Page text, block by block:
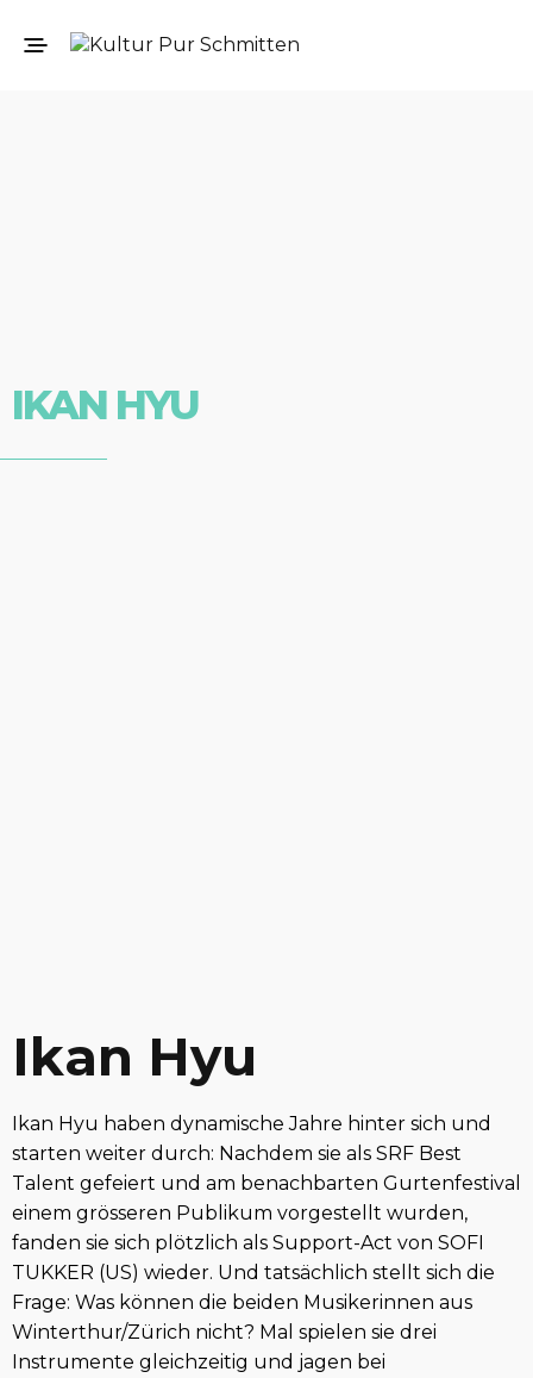
IKAN HYU
Ikan Hyu
Ikan Hyu haben dynamische Jahre hinter sich und
starten weiter durch: Nachdem sie als SRF Best
Talent gefeiert und am benachbarten Gurtenfestival
einem grösseren Publikum vorgestellt wurden,
fanden sie sich plötzlich als Support-Act von SOFI
TUKKER (US) wieder. Und tatsächlich stellt sich die
Frage: Was können die beiden Musikerinnen aus
Winterthur/Zürich nicht? Mal spielen sie drei
Instrumente gleichzeitig und jagen bei